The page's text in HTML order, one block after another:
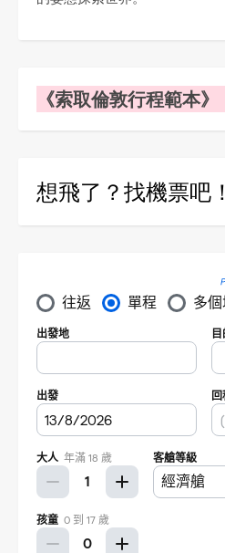
《索取倫敦行程範本》
想飛了？找機票吧！